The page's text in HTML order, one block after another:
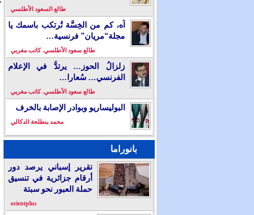
طالع السعود الأطلسي
آه، كم من الخِسَّة تُرتكب باسمك يا
مجلة“مريان” فرنسية…
طالع سعود الأطلسي. كاتب مغربي
زلزالُ الحوز… يرتدُّ في الإعلام
الفرنسي… سُعارا…
طالع سعود الأطلسي. كاتب مغربي
البوليساريو وبوادر الإصابة بالخرف
محمد بنطلحة الدكالي
بانوراما
تقرير إسباني يرصد دور
أرقام جزائرية في تنسيق
حملة العبور نحو سبتة
orientplus